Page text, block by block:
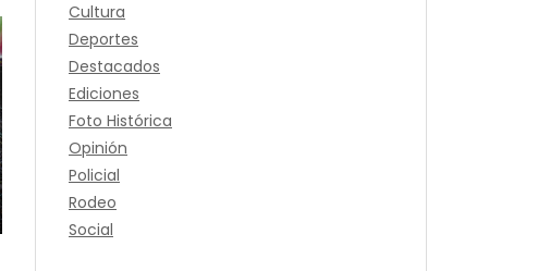
Cultura
Deportes
Destacados
Ediciones
Foto Histórica
Opinión
Policial
Rodeo
Social